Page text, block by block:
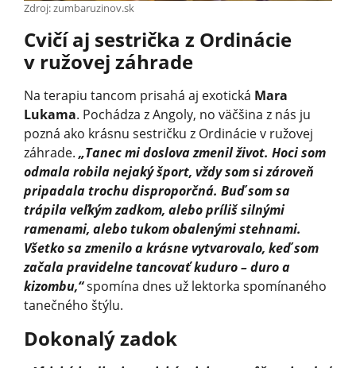
Zdroj: zumbaruzinov.sk
Cvičí aj sestrička z Ordinácie
v ružovej záhrade
Na terapiu tancom prisahá aj exotická Mara
Lukama. Pochádza z Angoly, no väčšina z nás ju
pozná ako krásnu sestričku z Ordinácie v ružovej
záhrade. „Tanec mi doslova zmenil život. Hoci som
odmala robila nejaký šport, vždy som si zároveň
pripadala trochu disproporčná. Buď som sa
trápila veľkým zadkom, alebo príliš silnými
ramenami, alebo tukom obalenými stehnami.
Všetko sa zmenilo a krásne vytvarovalo, keď som
začala pravidelne tancovať kuduro – duro a
kizombu,“spomína dnes už lektorka spomínaného
tanečného štýlu.
Dokonalý zadok